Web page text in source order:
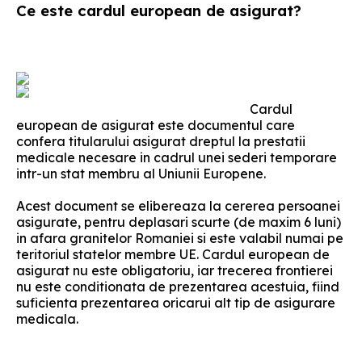
Ce este cardul european de asigurat?
Cardul
european de asigurat este documentul care
confera titularului asigurat dreptul la prestatii
medicale necesare in cadrul unei sederi temporare
intr-un stat membru al Uniunii Europene.
Acest document se elibereaza la cererea persoanei
asigurate, pentru deplasari scurte (de maxim 6 luni)
in afara granitelor Romaniei si este valabil numai pe
teritoriul statelor membre UE. Cardul european de
asigurat nu este obligatoriu, iar trecerea frontierei
nu este conditionata de prezentarea acestuia, fiind
suficienta prezentarea oricarui alt tip de asigurare
medicala.